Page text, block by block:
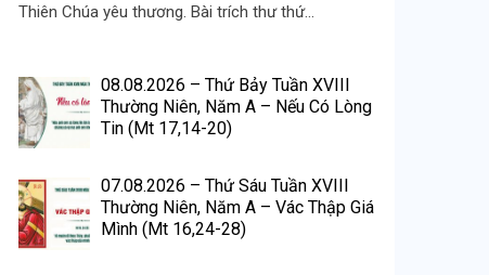
Thiên Chúa yêu thương. Bài trích thư thứ...
08.08.2026 – Thứ Bảy Tuần XVIII
Thường Niên, Năm A – Nếu Có Lòng
Tin (Mt 17,14-20)
07.08.2026 – Thứ Sáu Tuần XVIII
Thường Niên, Năm A – Vác Thập Giá
Mình (Mt 16,24-28)